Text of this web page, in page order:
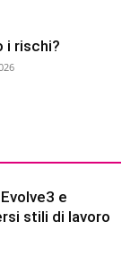
i rischi?
e
stili di lavoro